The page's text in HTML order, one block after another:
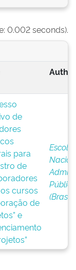
0.002 seconds).
de
para
de
cursos
de
e
Escola
Pública
(Brasil)